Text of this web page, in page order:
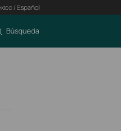
/ Español
Búsqueda